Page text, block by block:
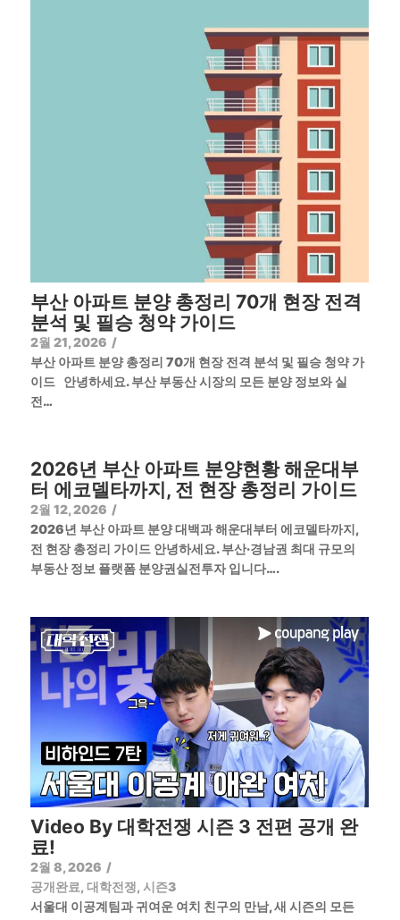
부산 아파트 분양 총정리 70개 현장 전격
분석 및 필승 청약 가이드
2월 21, 2026 /
부산 아파트 분양 총정리 70개 현장 전격 분석 및 필승 청약 가
이드 안녕하세요. 부산 부동산 시장의 모든 분양 정보와 실
전…
2026년 부산 아파트 분양현황 해운대부
터 에코델타까지, 전 현장 총정리 가이드
2월 12, 2026 /
2026년 부산 아파트 분양 대백과 해운대부터 에코델타까지,
전 현장 총정리 가이드 안녕하세요. 부산·경남권 최대 규모의
부동산 정보 플랫폼 분양권실전투자 입니다….
Video By 대학전쟁 시즌 3 전편 공개 완
료!
2월 8, 2026 /
공개완료, 대학전쟁, 시즌3
서울대 이공계팀과 귀여운 여치 친구의 만남, 새 시즌의 모든